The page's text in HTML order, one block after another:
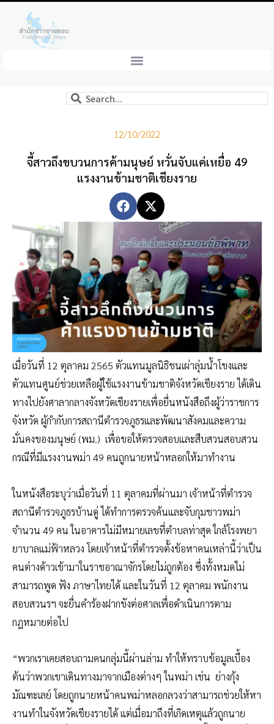
12/10/2022
จี้สาวถึงขบวนการค้ามนุษย์ หวั่นจับแค่เหยื่อ 49
แรงงานข้ามชาติเชียงราย
เมื่อวันที่ 12 ตุลาคม 2565 ตัวแทนมูลนิธิชนเผ่าลุ่มน้ำโขงและ
ตัวแทนศูนย์ช่วยเหลือผู้ใช้แรงงานข้ามชาติจังหวัดเชียงราย ได้เดิน
ทางไปยังศาลากลางจังหวัดเชียงรายเพื่อยื่นหนังสือถึงผู้ว่าราชการ
จังหวัด ผู้กำกับการสถานีตำรวจภูธรและพัฒนาสังคมและความ
มั่นคงของมนุษย์ (พม.) เพื่อขอให้ตรวจสอบและสืบสวนสอบสวน
กรณีที่มีแรงงานพม่า 49 คนถูกนายหน้าหลอกให้มาทำงาน
ในหนังสือระบุว่าเมื่อวันที่ 11 ตุลาคมที่ผ่านมา เจ้าหน้าที่ตำรวจ
สถานีตำรวจภูธรบ้านดู่ ได้ทำการตรวจค้นและจับกุมชาวพม่า
จำนวน 49 คน ในอาคารไม่มีหมายเลขที่ตำบลท่าสุด ใกล้โรงพยา
ยาบาลแม่ฟ้าหลวง โดยเจ้าหน้าที่ตำรวจตั้งข้อหาคนเหล่านี้ว่าเป็น
คนต่างด้าวเข้ามาในราชอาณาจักรโดยไม่ถูกต้อง ซึ่งทั้งหมดไม่
สามารถพูด ฟัง ภาษาไทยได้ และในวันที่ 12 ตุลาคม พนักงาน
สอบสวนรฯ จะยื่นคำร้องฝากขังต่อศาลเพื่อดำเนินการตาม
กฎหมายต่อไป
“พวกเราเคยสอบถามคนกลุ่มนี้ผ่านล่าม ทำให้ทราบข้อมูลเบื้อง
ต้นว่าพวกเขาเดินทางมาจากเมืองต่างๆ ในพม่า เช่น ย่างกุ้ง
มัณฑะเลย์ โดยถูกนายหน้าคนพม่าหลอกลวงว่าสามารถช่วยให้หา
งานทำในจังหวัดเชียงรายได้ แต่เมื่อมาถึงที่เกิดเหตุแล้วถูกนาย